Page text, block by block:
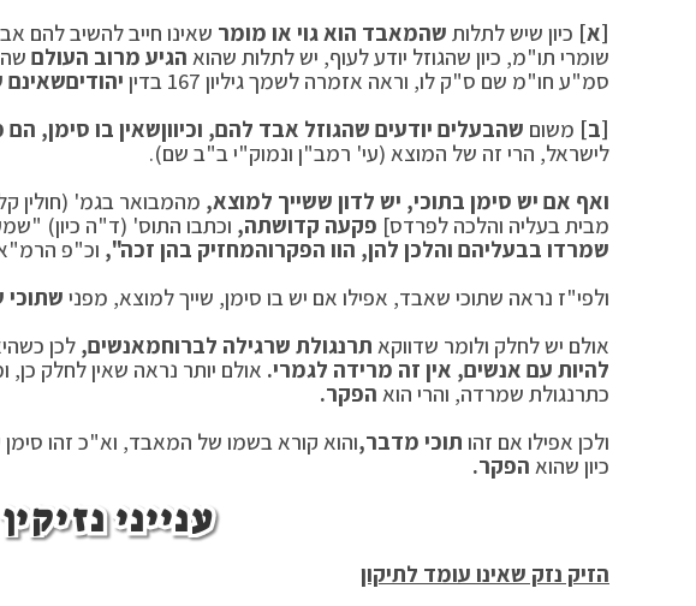
[א] כיון שיש לתלות שהמאבד הוא גוי או מומר שאינו חייב להשיב להם
שומרי תו"מ, כיון שהגוזל יודע לעוף, יש לתלות שהוא הגיע מרוב העולם
סמ"ע חו"מ שם ס"ק לו, וראה אזמרה לשמך גיליון 167 בדין
יהודיםשאינם
[ב] משום שהבעלים יודעים שהגוזל אבד להם, וכיווןשאין בו סימן,
לישראל, הרי זה של המוצא (עי' רמב"ן ונמוק"י ב"ב שם).
ואף אם יש סימן בתוכי, יש לדון ששייך למוצא, מהמבואר בגמ' (חולין
מבית בעליה והלכה לפרדס] פקעה קדושתה, וכתבו התוס' (ד"ה כיון)
שמרדו בבעליהם והלכן להן, הוו הפקרוהמחזיק בהן זכה", וכ"פ
ולפי"ז נראה שתוכי שאבד, אפילו אם יש בו סימן, שייך למוצא, מפני שתוכי
אולם יש לחלק ולומר שדווקא תרנגולת שרגילה לברוחמאנשים, לכן
להיות עם אנשים, אין זה מרידה לגמרי. אולם יותר נראה שאין לחלק
כתרנגולת שמרדה, והרי הוא הפקר.
ולכן אפילו אם זהו תוכי מדבר,והוא קורא בשמו של המאבד, וא"כ זהו
כיון שהוא הפקר.
ענייני נזיקין
הזיק נזק שאינו עומד לתיקון